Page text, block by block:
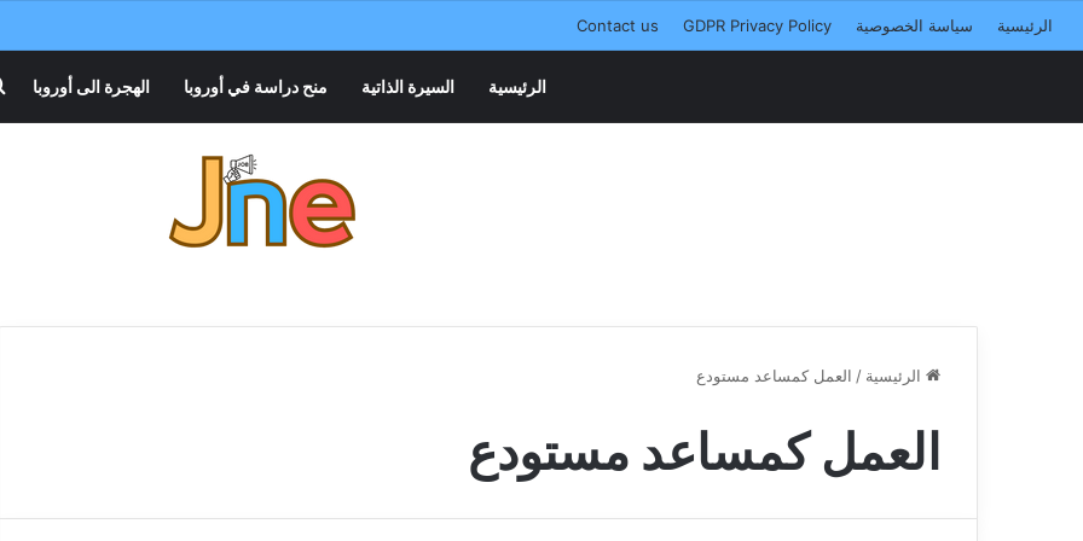
الرئيسية سياسة الخصوصية GDPR Privacy Policy
Contact us
الرئيسية السيرة الذاتية منح دراسة في أوروبا الهجرة الى أوروبا
الرئيسية / العمل كمساعد مستودع
العمل كمساعد مستودع